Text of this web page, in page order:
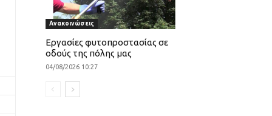
Ανακοινώσεις
Εργασίες φυτοπροστασίας σε
οδούς της πόλης μας
04/08/2026 10:27